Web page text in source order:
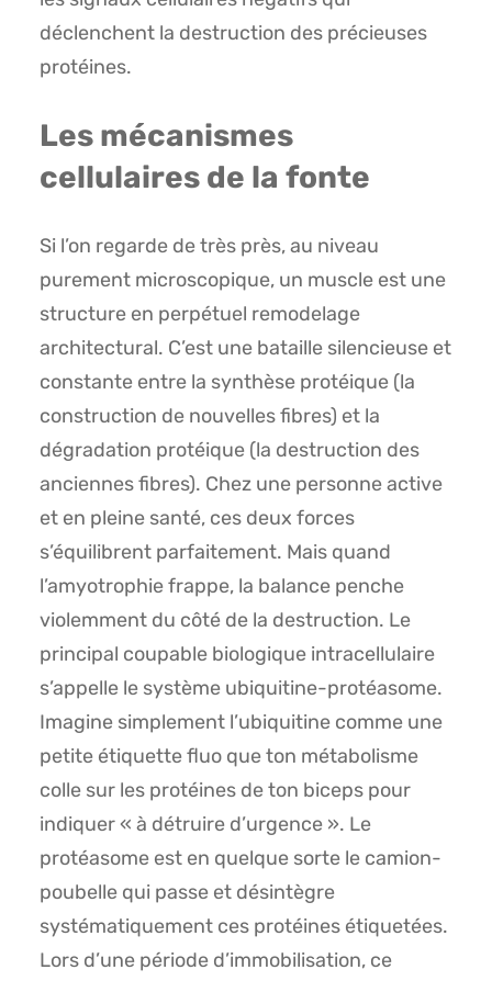
déclenchent la destruction des précieuses
protéines.
Les mécanismes
cellulaires de la fonte
Si l’on regarde de très près, au niveau
purement microscopique, un muscle est une
structure en perpétuel remodelage
architectural. C’est une bataille silencieuse et
constante entre la synthèse protéique (la
construction de nouvelles fibres) et la
dégradation protéique (la destruction des
anciennes fibres). Chez une personne active
et en pleine santé, ces deux forces
s’équilibrent parfaitement. Mais quand
l’amyotrophie frappe, la balance penche
violemment du côté de la destruction. Le
principal coupable biologique intracellulaire
s’appelle le système ubiquitine-protéasome.
Imagine simplement l’ubiquitine comme une
petite étiquette fluo que ton métabolisme
colle sur les protéines de ton biceps pour
indiquer « à détruire d’urgence ». Le
protéasome est en quelque sorte le camion-
poubelle qui passe et désintègre
systématiquement ces protéines étiquetées.
Lors d’une période d’immobilisation, ce